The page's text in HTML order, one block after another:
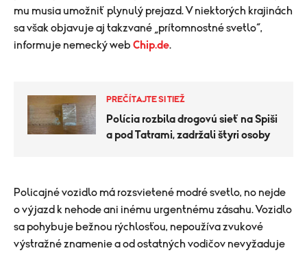
mu musia umožniť plynulý prejazd. V niektorých krajinách
sa však objavuje aj takzvané „prítomnostné svetlo“,
informuje nemecký web Chip.de.
PREČÍTAJTE SI TIEŽ
Polícia rozbila drogovú sieť na Spiši
a pod Tatrami, zadržali štyri osoby
Policajné vozidlo má rozsvietené modré svetlo, no nejde
o výjazd k nehode ani inému urgentnému zásahu. Vozidlo
sa pohybuje bežnou rýchlosťou, nepoužíva zvukové
výstražné znamenie a od ostatných vodičov nevyžaduje